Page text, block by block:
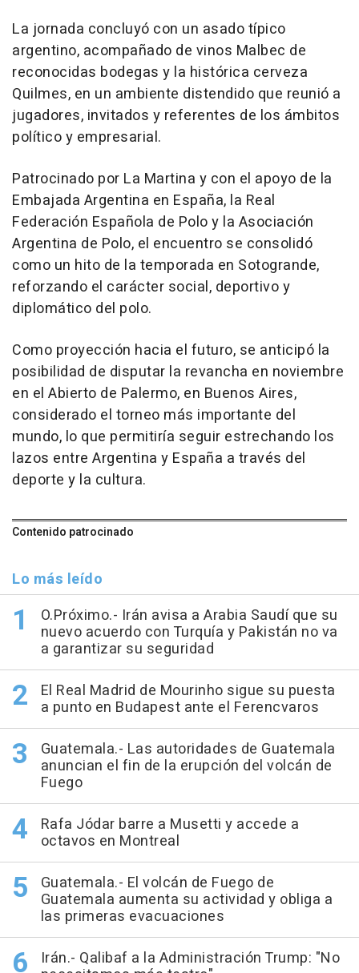
La jornada concluyó con un asado típico
argentino, acompañado de vinos Malbec de
reconocidas bodegas y la histórica cerveza
Quilmes, en un ambiente distendido que reunió a
jugadores, invitados y referentes de los ámbitos
político y empresarial.
Patrocinado por La Martina y con el apoyo de la
Embajada Argentina en España, la Real
Federación Española de Polo y la Asociación
Argentina de Polo, el encuentro se consolidó
como un hito de la temporada en Sotogrande,
reforzando el carácter social, deportivo y
diplomático del polo.
Como proyección hacia el futuro, se anticipó la
posibilidad de disputar la revancha en noviembre
en el Abierto de Palermo, en Buenos Aires,
considerado el torneo más importante del
mundo, lo que permitiría seguir estrechando los
lazos entre Argentina y España a través del
deporte y la cultura.
Contenido patrocinado
Lo más leído
O.Próximo.- Irán avisa a Arabia Saudí que su
nuevo acuerdo con Turquía y Pakistán no va
a garantizar su seguridad
El Real Madrid de Mourinho sigue su puesta
a punto en Budapest ante el Ferencvaros
Guatemala.- Las autoridades de Guatemala
anuncian el fin de la erupción del volcán de
Fuego
Rafa Jódar barre a Musetti y accede a
octavos en Montreal
Guatemala.- El volcán de Fuego de
Guatemala aumenta su actividad y obliga a
las primeras evacuaciones
Irán.- Qalibaf a la Administración Trump: "No